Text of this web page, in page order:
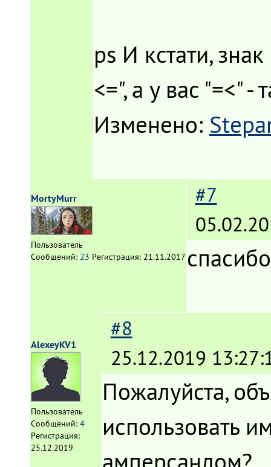
ps И кстати,
<=", а у вас "=<" -
Изменено:
MortyMurr
Пользователь
Сообщений: 23 Регистрация: 21.11.2017
#7
AlexeyKV1
Пользователь
Сообщений: 4
Регистрация:
25.12.2019
#8
25.12.2019
Пожалуйста,
использовать